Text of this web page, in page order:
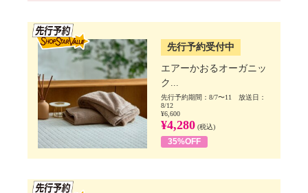
先行予約受付中
エアーかおるオーガニッ
ク...
先行予約期間：8/7〜11 放送日：
8/12
¥6,600
¥4,280 (税込)
35%OFF